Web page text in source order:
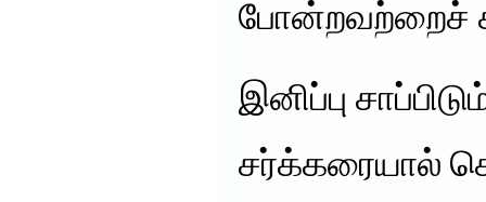
போன்றவற்றைச்
இனிப்பு
சர்க்கரையால்